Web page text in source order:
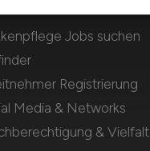
Jobs suchen
Registrierung
Media & Networks
& Vielfalt